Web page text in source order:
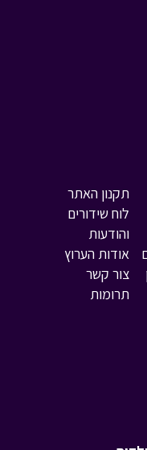
תקנון האתר
לוח שידורים
והודעות
אודות הערוץ
צור קשר
תרומות